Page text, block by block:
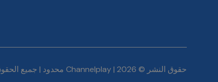
حقوق النشر © 2026 | Channelplay محدود | جميع الحقوق محفوظة